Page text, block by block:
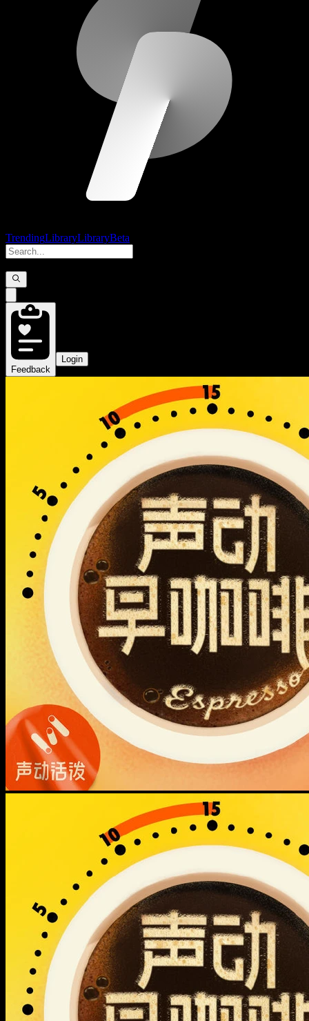
TrendingLibraryLibraryBeta
Feedback
Login